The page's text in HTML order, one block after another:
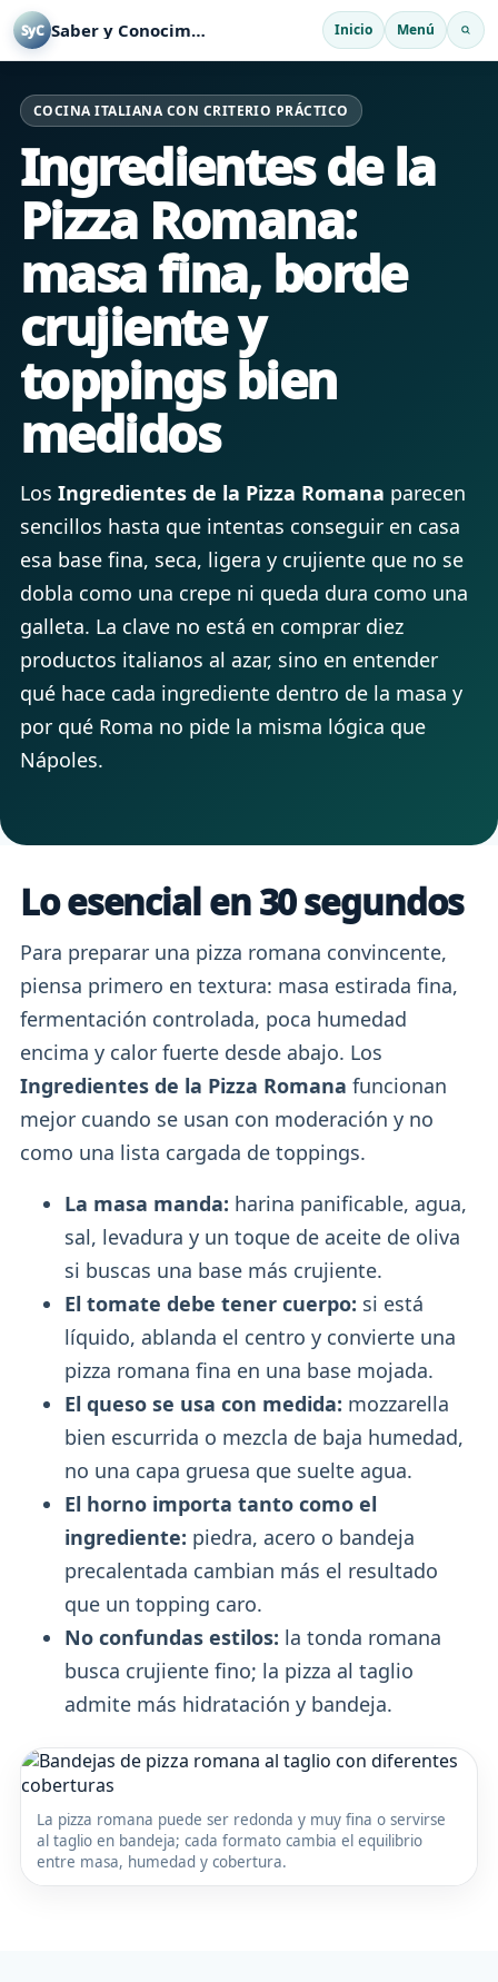
SyC Saber y Conocimiento Inicio Menú
COCINA ITALIANA CON CRITERIO PRÁCTICO
Ingredientes de la
Pizza Romana:
masa fina, borde
crujiente y
toppings bien
medidos
Los Ingredientes de la Pizza Romana parecen
sencillos hasta que intentas conseguir en casa
esa base fina, seca, ligera y crujiente que no se
dobla como una crepe ni queda dura como una
galleta. La clave no está en comprar diez
productos italianos al azar, sino en entender
qué hace cada ingrediente dentro de la masa y
por qué Roma no pide la misma lógica que
Nápoles.
Lo esencial en 30 segundos
Para preparar una pizza romana convincente,
piensa primero en textura: masa estirada fina,
fermentación controlada, poca humedad
encima y calor fuerte desde abajo. Los
Ingredientes de la Pizza Romana funcionan
mejor cuando se usan con moderación y no
como una lista cargada de toppings.
La masa manda: harina panificable, agua,
sal, levadura y un toque de aceite de oliva
si buscas una base más crujiente.
El tomate debe tener cuerpo: si está
líquido, ablanda el centro y convierte una
pizza romana fina en una base mojada.
El queso se usa con medida: mozzarella
bien escurrida o mezcla de baja humedad,
no una capa gruesa que suelte agua.
El horno importa tanto como el
ingrediente: piedra, acero o bandeja
precalentada cambian más el resultado
que un topping caro.
No confundas estilos: la tonda romana
busca crujiente fino; la pizza al taglio
admite más hidratación y bandeja.
La pizza romana puede ser redonda y muy fina o servirse
al taglio en bandeja; cada formato cambia el equilibrio
entre masa, humedad y cobertura.